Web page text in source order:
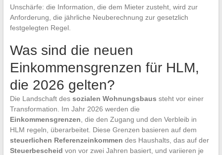
Unschärfe: die Information, die dem Mieter zusteht, wird zur
Anforderung, die jährliche Neuberechnung zur gesetzlich
festgelegten Regel.
Was sind die neuen
Einkommensgrenzen für HLM,
die 2026 gelten?
Die Landschaft des sozialen Wohnungsbaus steht vor einer
Transformation. Im Jahr 2026 werden die
Einkommensgrenzen , die den Zugang und den Verbleib in
HLM regeln, überarbeitet. Diese Grenzen basieren auf dem
steuerlichen Referenzeinkommen des Haushalts, das auf der
Steuerbescheid von vor zwei Jahren basiert, und variieren je